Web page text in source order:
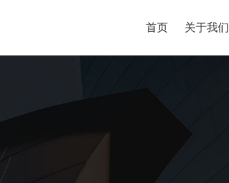
首页 关于我们